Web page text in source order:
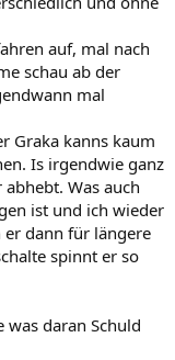
auf, mal nach
schau ab der
mal
Graka kanns kaum
Is irgendwie ganz
Was auch
ist und ich wieder
er dann für längere
spinnt er so
daran Schuld